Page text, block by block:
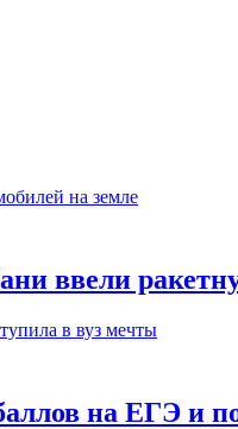
ввели
на ЕГЭ и